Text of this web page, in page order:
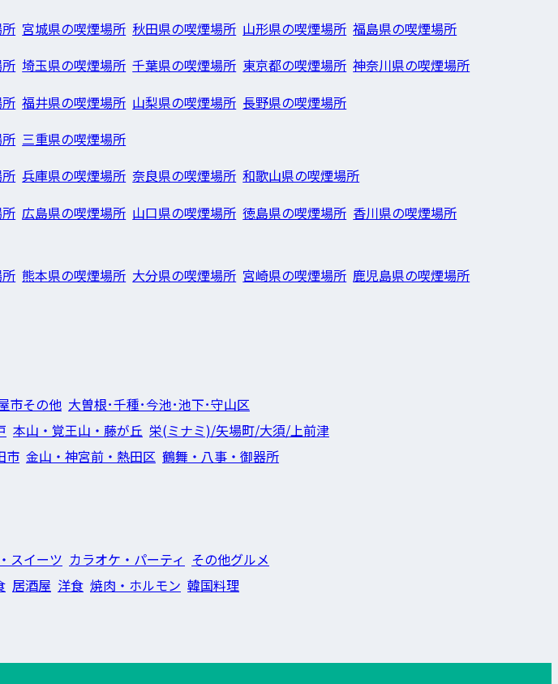
宮城県の喫煙場所 秋田県の喫煙場所 山形県の喫煙場所 福島県の喫煙場所
埼玉県の喫煙場所 千葉県の喫煙場所 東京都の喫煙場所 神奈川県の喫煙場所
福井県の喫煙場所 山梨県の喫煙場所 長野県の喫煙場所
三重県の喫煙場所
兵庫県の喫煙場所 奈良県の喫煙場所 和歌山県の喫煙場所
広島県の喫煙場所 山口県の喫煙場所 徳島県の喫煙場所 香川県の喫煙場所
熊本県の喫煙場所 大分県の喫煙場所 宮崎県の喫煙場所 鹿児島県の喫煙場所
市その他 大曽根･千種･今池･池下･守山区
本山・覚王山・藤が丘 栄(ミナミ)/矢場町/大須/上前津
市 金山・神宮前・熱田区 鶴舞・八事・御器所
スイーツ カラオケ・パーティ その他グルメ
居酒屋 洋食 焼肉・ホルモン 韓国料理